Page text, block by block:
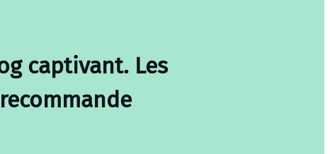
captivant. Les